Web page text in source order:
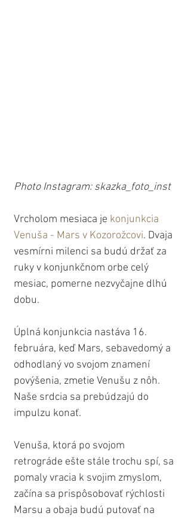
Photo Instagram: skazka_foto_inst
Vrcholom mesiaca je konjunkcia
Venuša - Mars v Kozorožcovi. Dvaja
vesmírni milenci sa budú držať za
ruky v konjunkčnom orbe celý
mesiac, pomerne nezvyčajne dlhú
dobu.
Úplná konjunkcia nastáva 16.
februára, keď Mars, sebavedomý a
odhodlaný vo svojom znamení
povýšenia, zmetie Venušu z nôh.
Naše srdcia sa prebúdzajú do
impulzu konať.
Venuša, ktorá po svojom
retrográde ešte stále trochu spí, sa
pomaly vracia k svojim zmyslom,
začína sa prispôsobovať rýchlosti
Marsu a obaja budú putovať na